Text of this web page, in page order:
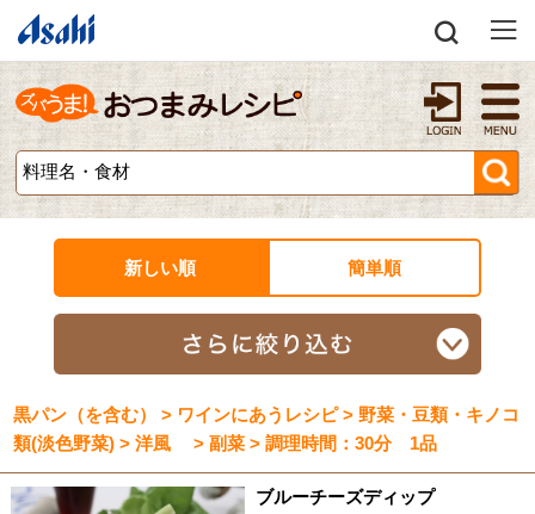
新しい順 簡単順
黒パン（を含む） > ワインにあうレシピ > 野菜・豆類・キノコ
類(淡色野菜) > 洋風 > 副菜 > 調理時間：30分 1品
ブルーチーズディップ